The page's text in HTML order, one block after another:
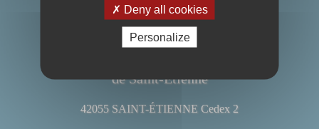
de Saint-Étienne
42055 SAINT-ÉTIENNE Cedex 2
Deny all cookies
Personalize